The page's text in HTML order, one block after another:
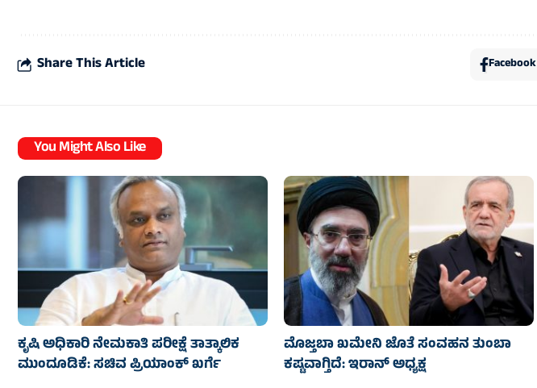
Share This Article Facebook
You Might Also Like
ಕೃಷಿ ಅಧಿಕಾರಿ ನೇಮಕಾತಿ ಪರೀಕ್ಷೆ ತಾತ್ಕಾಲಿಕ
ಮುಂದೂಡಿಕೆ: ಸಚಿವ ಪ್ರಿಯಾಂಕ್ ಖರ್ಗೆ
ಮೊಜ್ತಬಾ ಖಮೇನಿ ಜೊತೆ ಸಂವಹನ ತುಂಬಾ
ಕಷ್ಟವಾಗ್ತಿದೆ: ಇರಾನ್ ಅಧ್ಯಕ್ಷ